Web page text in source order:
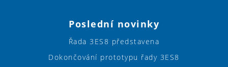
Poslední novinky
Řada 3ES8 představena
Dokončování prototypu řady 3ES8